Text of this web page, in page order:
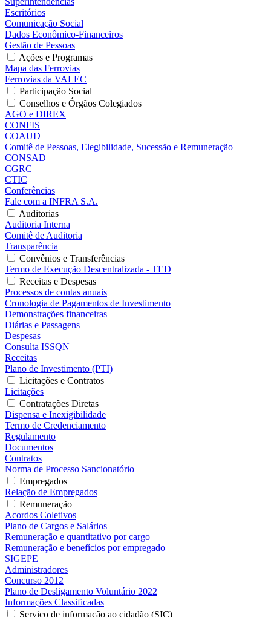
Escritórios
Comunicação Social
Dados Econômico-Financeiros
Gestão de Pessoas
Ações e Programas
Mapa das Ferrovias
Ferrovias da VALEC
Participação Social
Conselhos e Órgãos Colegiados
AGO e DIREX
CONFIS
COAUD
Comitê de Pessoas, Elegibilidade, Sucessão e Remuneração
CONSAD
CGRC
CTIC
Conferências
Fale com a INFRA S.A.
Auditorias
Auditoria Interna
Comitê de Auditoria
Transparência
Convênios e Transferências
Termo de Execução Descentralizada - TED
Receitas e Despesas
Processos de contas anuais
Cronologia de Pagamentos de Investimento
Demonstrações financeiras
Diárias e Passagens
Despesas
Consulta ISSQN
Receitas
Plano de Investimento (PTI)
Licitações e Contratos
Licitações
Contratações Diretas
Dispensa e Inexigibilidade
Termo de Credenciamento
Regulamento
Documentos
Contratos
Norma de Processo Sancionatório
Empregados
Relação de Empregados
Remuneração
Acordos Coletivos
Plano de Cargos e Salários
Remuneração e quantitativo por cargo
Remuneração e benefícios por empregado
SIGEPE
Administradores
Concurso 2012
Plano de Desligamento Voluntário 2022
Informações Classificadas
Serviço de informação ao cidadão (SIC)